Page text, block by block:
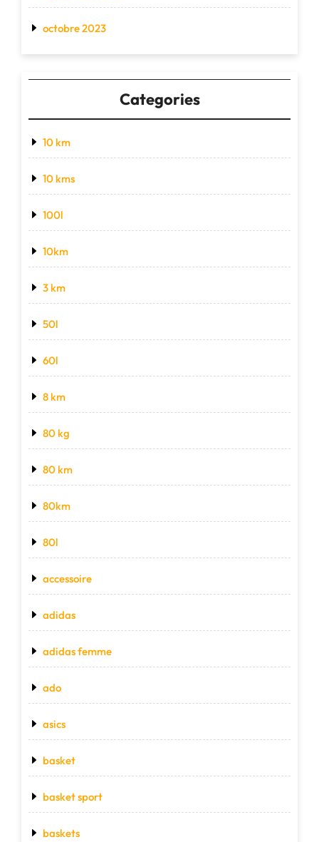
octobre 2023
Categories
10 km
10 kms
100l
10km
3 km
50l
60l
8 km
80 kg
80 km
80km
80l
accessoire
adidas
adidas femme
ado
asics
basket
basket sport
baskets